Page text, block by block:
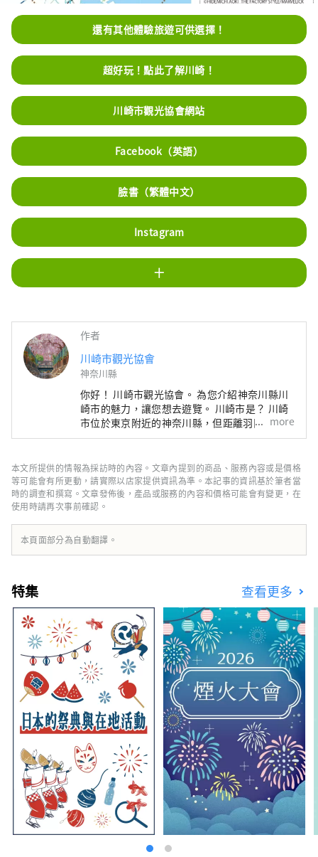
還有其他體驗旅遊可供選擇！
超好玩！點此了解川崎！
川崎市觀光協會網站
Facebook（英語）
臉書（繁體中文）
Instagram
十
作者
川崎市觀光協會
神奈川縣
你好！ 川崎市觀光協會。 為您介紹神奈川縣川
崎市的魅力，讓您想去遊覽。 川崎市是？ 川崎
市位於東京附近的神奈川縣，但距離羽田機場僅
15 分鐘路程，距離東京主要車站僅幾分鐘路
154 萬的熱門通勤城鎮。雖然距離東京、橫濱較
近，但這裡卻是一座只有內行人知道的大都市，
這裡有匯集日本主要店舖的購物中心，也有當地
人聚集的繁華鬧區，可以體驗到真正的日本都市
生活。 這座城市以夜間工廠景觀而聞名，該景
觀誕生於支撐日本經濟快速增長的工業區，但它
博物館也很受歡迎。 我們會介紹一些受歡迎的
旅遊景點和活動。 ◇ 川崎市的工廠夜景 支撐日
本經濟高度成長時期的工業區。工廠每天24小
時運轉，晚上工作燈亮起，讓這裡變成鑲滿寶石
的奇幻世界。您可以搭乘巴士遊覽或遊船遊覽來
體驗這種「工廠夜景」。 ◇生田綠地 雖然它位
於距離東京僅幾分鐘路程的城市，但卻擁有壯觀
的自然風光，包括成排的水杉樹。在日本民居博
物館，您可以體驗25座被指定為文化財產的古
民居，可以體驗當地傳統的藍染工藝，還有一座
專門紀念人氣前衛藝術家岡本太郎的博物館。春
天還可以欣賞櫻花。 ◇川崎市藤子·F·不二雄
博物館 館內展示著深受世界各地、尤其是亞洲
地區喜愛的漫畫《多啦 A 夢》的作者藤子·F·
不二雄的原畫以及藤子·F·不二雄曾經使用過
的桌子。設施內還設有真人大小的商品，並允許
遊客品嚐故事中的食物，讓人能夠沉浸在作品的
世界中。 ◇ 川崎山王節 這是川崎地區最大的節
日，每年八月在稻毛神社舉行，亮點是大型神轎
more
本文所提供的情報為採訪時的內容。文章內提到的商品、服務內容或是價格
等可能會有所更動，請實際以店家提供資訊為準。本記事的資訊基於筆者當
時的調查和撰寫。文章發佈後，產品或服務的內容和價格可能會有變更，在
使用時請再次事前確認。
本頁面部分為自動翻譯。
特集 查看更多